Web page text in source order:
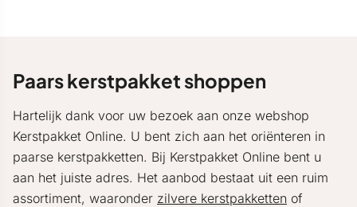
Paars kerstpakket shoppen
Hartelijk dank voor uw bezoek aan onze webshop
Kerstpakket Online. U bent zich aan het oriënteren in
paarse kerstpakketten. Bij Kerstpakket Online bent u
aan het juiste adres. Het aanbod bestaat uit een ruim
assortiment, waaronder zilvere kerstpakketten of